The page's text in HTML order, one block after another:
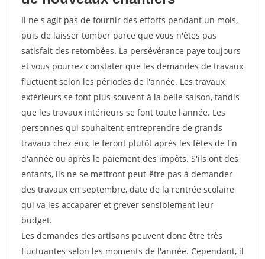
Il ne s'agit pas de fournir des efforts pendant un mois,
puis de laisser tomber parce que vous n'êtes pas
satisfait des retombées. La persévérance paye toujours
et vous pourrez constater que les demandes de travaux
fluctuent selon les périodes de l'année. Les travaux
extérieurs se font plus souvent à la belle saison, tandis
que les travaux intérieurs se font toute l'année. Les
personnes qui souhaitent entreprendre de grands
travaux chez eux, le feront plutôt après les fêtes de fin
d'année ou après le paiement des impôts. S'ils ont des
enfants, ils ne se mettront peut-être pas à demander
des travaux en septembre, date de la rentrée scolaire
qui va les accaparer et grever sensiblement leur
budget.
Les demandes des artisans peuvent donc être très
fluctuantes selon les moments de l'année. Cependant, il